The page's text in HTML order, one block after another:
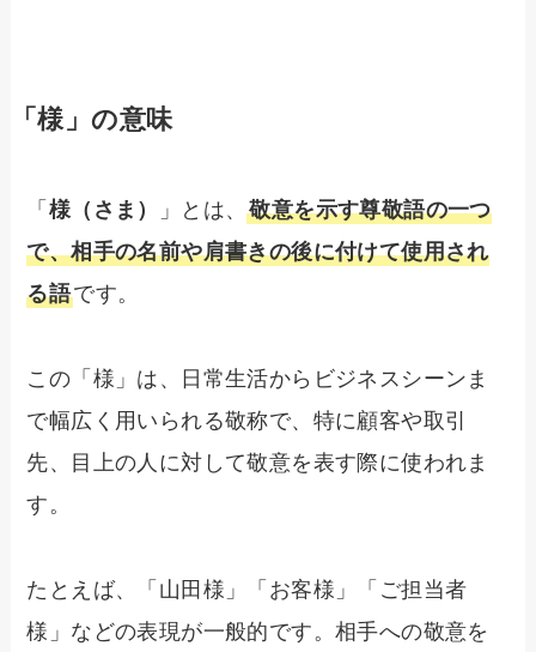
「様」の意味
「 様（さま） 」とは、敬意を示す尊敬語の一つ
で、相手の名前や肩書きの後に付けて使用され
る語です。
この「様」は、日常生活からビジネスシーンま
で幅広く用いられる敬称で、特に顧客や取引
先、目上の人に対して敬意を表す際に使われま
す。
たとえば、「山田様」「お客様」「ご担当者
様」などの表現が一般的です。相手への敬意を